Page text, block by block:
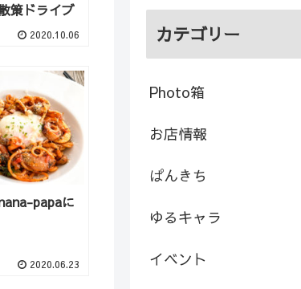
策ドライブ
2020.10.06
papaに
2020.06.23
カテゴリー
Photo箱
お店情報
ぱんきち
ゆるキャラ
イベント